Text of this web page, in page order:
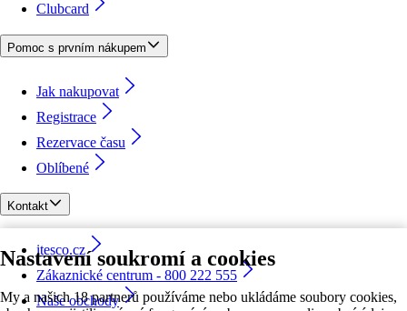
Nastavení soukromí a cookies
My a našich 18 partnerů používáme nebo ukládáme soubory cookies,
Clubcard
Pomoc s prvním nákupem
Jak nakupovat
Registrace
Rezervace času
Oblíbené
Kontakt
itesco.cz
Zákaznické centrum - 800 222 555
Naše obchody